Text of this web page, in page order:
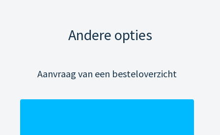
Andere opties
Aanvraag van een besteloverzicht